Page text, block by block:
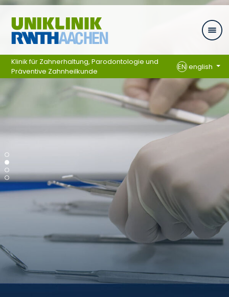
Skip navigation
Klinik für Zahnerhaltung, Parodontologie und
Präventive Zahnheilkunde
EN english